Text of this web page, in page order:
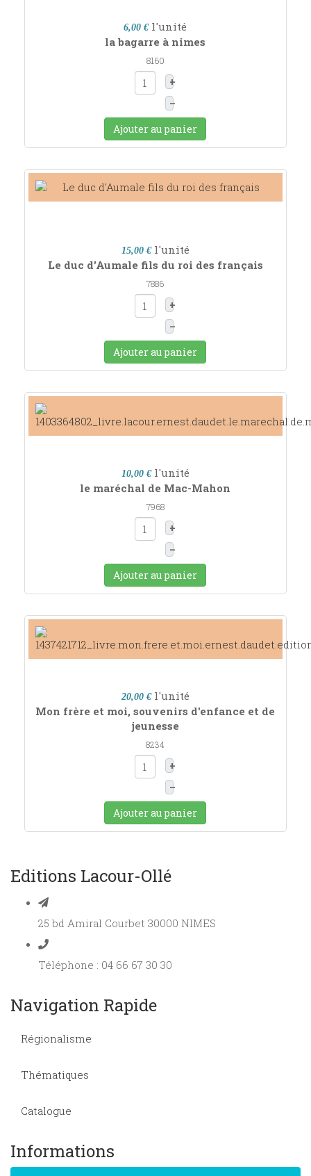
6,00 € l'unité
la bagarre à nimes
8160
+
–
Ajouter au panier
15,00 € l'unité
Le duc d'Aumale fils du roi des français
7886
+
–
Ajouter au panier
10,00 € l'unité
le maréchal de Mac-Mahon
7968
+
–
Ajouter au panier
20,00 € l'unité
Mon frère et moi, souvenirs d'enfance et de
jeunesse
8234
+
–
Ajouter au panier
Editions Lacour-Ollé
25 bd Amiral Courbet 30000 NIMES
Téléphone : 04 66 67 30 30
Navigation Rapide
Régionalisme
Thématiques
Catalogue
Informations